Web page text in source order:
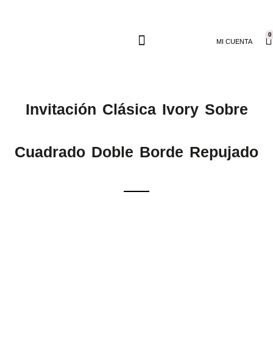
MI CUENTA
0
Invitación Clásica Ivory Sobre
Cuadrado Doble Borde Repujado